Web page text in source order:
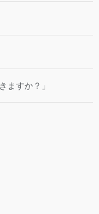
ますか？」